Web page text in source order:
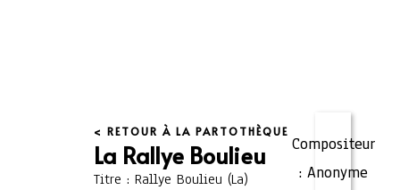
< RETOUR À LA PARTOTHÈQUE
La Rallye Boulieu
Titre : Rallye Boulieu (La)
Compositeur
: Anonyme